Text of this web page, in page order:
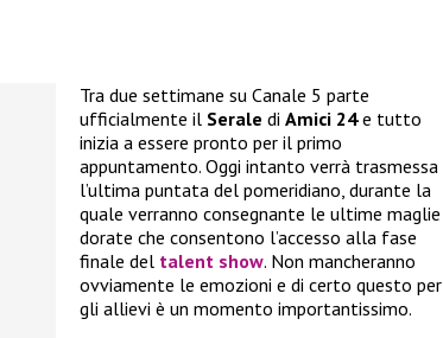
Tra due settimane su Canale 5 parte
ufficialmente il Serale di Amici 24e tutto
inizia a essere pronto per il primo
appuntamento. Oggi intanto verrà trasmessa
l’ultima puntata del pomeridiano, durante la
quale verranno consegnante le ultime maglie
dorate che consentono l’accesso alla fase
finale del talent show. Non mancheranno
ovviamente le emozioni e di certo questo per
gli allievi è un momento importantissimo.